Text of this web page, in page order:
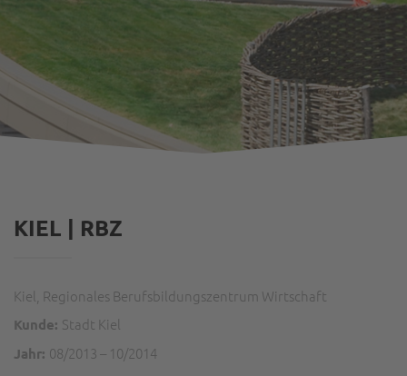
KIEL | RBZ
Kiel, Regionales Berufsbildungszentrum Wirtschaft
Kunde: Stadt Kiel
Jahr: 08/2013 – 10/2014